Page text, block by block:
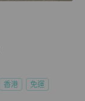
香港 免運